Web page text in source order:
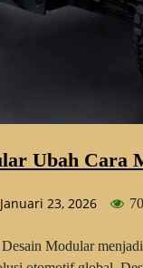
Ubah Cara
Januari 23, 2026
Modular